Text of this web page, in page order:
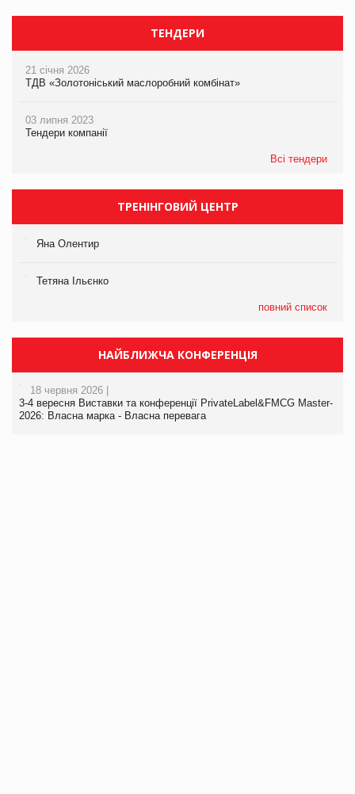
ТЕНДЕРИ
21 січня 2026
ТДВ «Золотоніський маслоробний комбінат»
03 липня 2023
Тендери компанії
Всі тендери
ТРЕНІНГОВИЙ ЦЕНТР
Яна Олентир
Тетяна Ільєнко
повний список
НАЙБЛИЖЧА КОНФЕРЕНЦІЯ
18 червня 2026 |
3-4 вересня Виставки та конференції PrivateLabel&FMCG Master-
2026: Власна марка - Власна перевага